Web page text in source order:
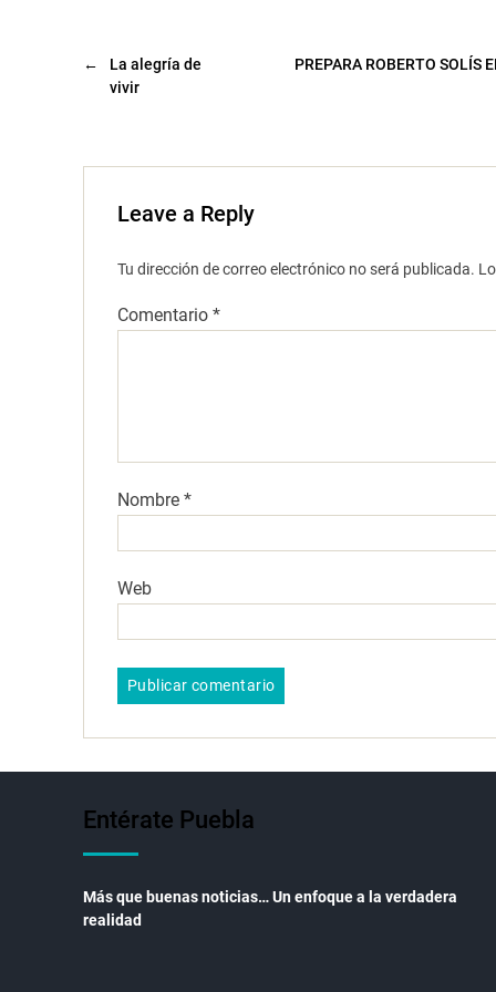
v
a
←
La alegría de
vivir
PREPARA ROBERTO SOLÍS
Leave a Reply
Tu dirección de correo electrónico no será publicada.
Comentario *
Nombre *
Web
Entérate Puebla
Más que buenas noticias… Un enfoque a la verdadera
realidad